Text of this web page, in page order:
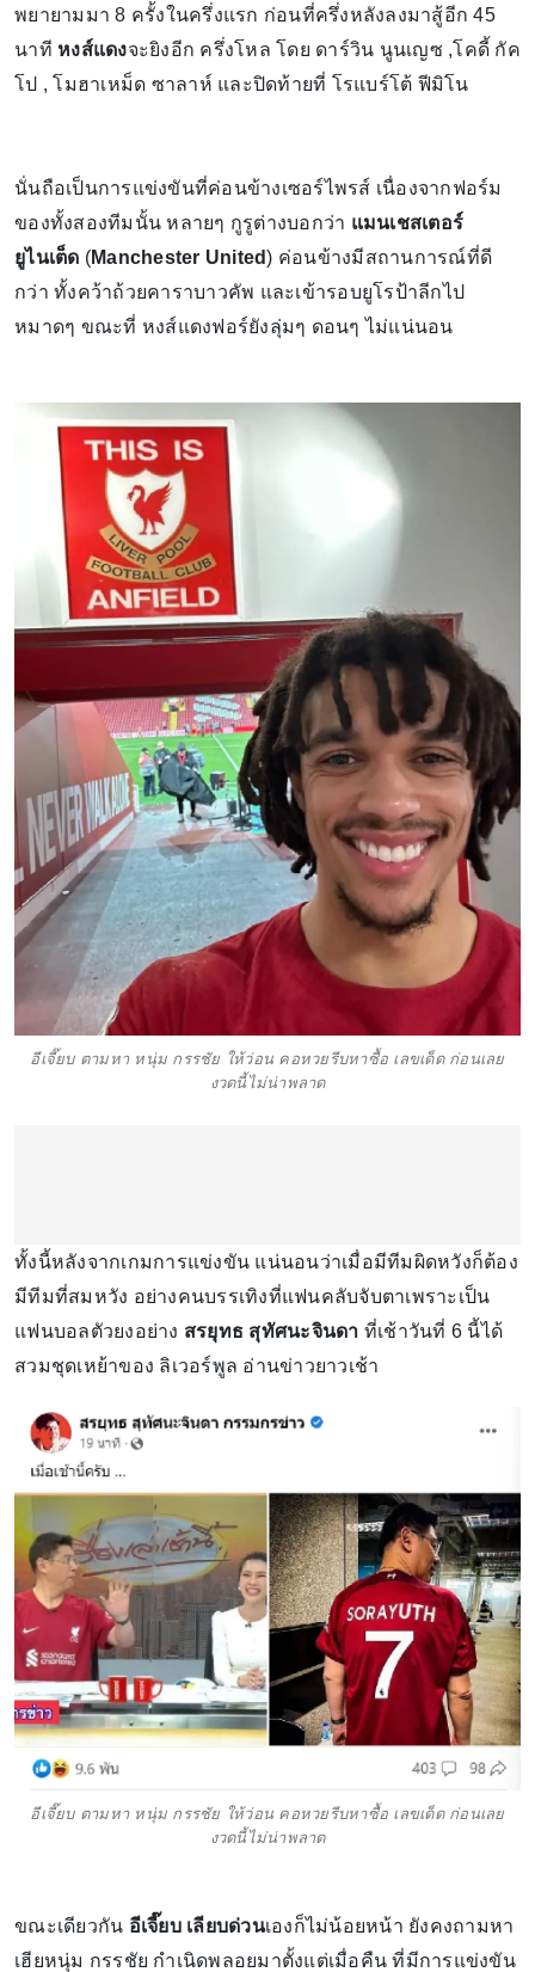
พยายามมา 8 ครั้งในครึ่งแรก ก่อนที่ครึ่งหลังลงมาสู้อีก 45
นาที หงส์แดงจะยิงอีก ครึ่งโหล โดย ดาร์วิน นูนเญซ ,โคดี้ กัค
โป , โมฮาเหม็ด ซาลาห์ และปิดท้ายที่ โรแบร์โต้ ฟีมิโน
นั่นถือเป็นการแข่งขันที่ค่อนข้างเซอร์ไพรส์ เนื่องจากฟอร์ม
ของทั้งสองทีมนั้น หลายๆ กูรูต่างบอกว่า แมนเชสเตอร์
ยูไนเต็ด (Manchester United) ค่อนข้างมีสถานการณ์ที่ดี
กว่า ทั้งคว้าถ้วยคาราบาวคัพ และเข้ารอบยูโรป้าลีกไป
หมาดๆ ขณะที่ หงส์แดงฟอร์ยังลุ่มๆ ดอนๆ ไม่แน่นอน
อีเจี๊ยบ ตามหา หนุ่ม กรรชัย ให้ว่อน คอหวยรีบหาซื้อ เลขเด็ด ก่อนเลย
งวดนี้ไม่น่าพลาด
ทั้งนี้หลังจากเกมการแข่งขัน แน่นอนว่าเมื่อมีทีมผิดหวังก็ต้อง
มีทีมที่สมหวัง อย่างคนบรรเทิงที่แฟนคลับจับตาเพราะเป็น
แฟนบอลตัวยงอย่าง สรยุทธ สุทัศนะจินดา ที่เช้าวันที่ 6 นี้ได้
สวมชุดเหย้าของ ลิเวอร์พูล อ่านข่าวยาวเช้า
อีเจี๊ยบ ตามหา หนุ่ม กรรชัย ให้ว่อน คอหวยรีบหาซื้อ เลขเด็ด ก่อนเลย
งวดนี้ไม่น่าพลาด
ขณะเดียวกัน อีเจี๊ยบ เลียบด่วนเองก็ไม่น้อยหน้า ยังคงถามหา
เฮียหนุ่ม กรรชัย กำเนิดพลอยมาตั้งแต่เมื่อคืน ที่มีการแข่งขัน